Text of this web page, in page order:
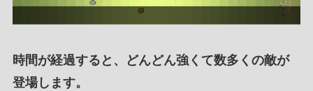
時間が経過すると、 どんどん強くて数多くの敵が
登場します。